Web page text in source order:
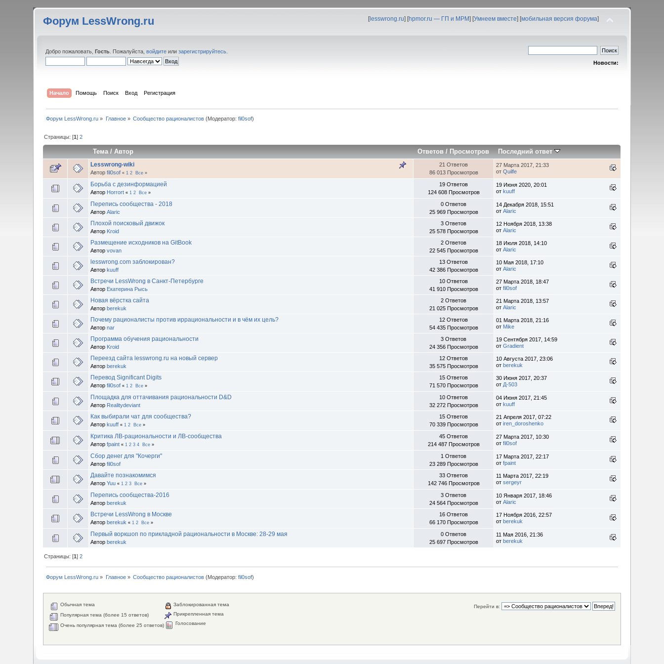
Форум LessWrong.ru [lesswrong.ru] [hpmor.ru — ГП и МРМ] [Умнеем вместе] [мобильная версия форума]
Добро пожаловать,Гость . Пожалуйста,войдите илизарегистрируйтесь
Новости:
Начало Помощь Поиск Вход Регистрация
Форум LessWrong.ru » Главное» Сообщество рационалистов (Модератор:fil0sof)
Страницы: [1]2
Тема /Автор Ответов /Просмотров Последний ответ
Lesswrong-wiki
Авторfil0sof « 1 2 Все »
21 Ответов
86 013 Просмотров
27 Марта 2017, 21:33
отQuilfe
Борьба с дезинформацией
Автор Horrort « 1 2 Все »
19 Ответов
124 608 Просмотров
19 Июня 2020, 20:01
отkuuff
Перепись сообщества - 2018
АвторAlaric
0 Ответов
25 969 Просмотров
14 Декабря 2018, 15:51
отAlaric
Плохой поисковый движок
Автор Kroid
3 Ответов
25 578 Просмотров
12 Ноября 2018, 13:38
отAlaric
Размещение исходников на GitBook
Авторvovan
2 Ответов
22 545 Просмотров
18 Июля 2018, 14:10
отAlaric
lesswrong.com заблокирован?
Авторkuuff
13 Ответов
42 386 Просмотров
10 Мая 2018, 17:10
отAlaric
Встречи LessWrong в Санкт-Петербурге
Автор Екатерина Рысь
10 Ответов
41 910 Просмотров
27 Марта 2018, 18:47
отfil0sof
Новая вёрстка сайта
Авторberekuk
2 Ответов
21 025 Просмотров
21 Марта 2018, 13:57
отAlaric
Почему рационалисты против иррациональности и в чём их цель?
Авторnar
12 Ответов
54 435 Просмотров
01 Марта 2018, 21:16
от Mike
Программа обучения рациональности
Автор Kroid
3 Ответов
24 356 Просмотров
19 Сентября 2017, 14:59
отGradient
Переезд сайта lesswrong.ru на новый сервер
Авторberekuk
12 Ответов
35 575 Просмотров
10 Августа 2017, 23:06
отberekuk
Перевод Significant Digits
Авторfil0sof « 1 2 Все »
15 Ответов
71 570 Просмотров
30 Июня 2017, 20:37
от Д-503
Площадка для оттачивания рациональности D&D
Автор Realitydeviant
10 Ответов
32 272 Просмотров
04 Июня 2017, 21:45
отkuuff
Как выбирали чат для сообщества?
Авторkuuff « 1 2 Все »
15 Ответов
70 339 Просмотров
21 Апреля 2017, 07:22
отiren_doroshenko
Критика ЛВ-рациональности и ЛВ-сообщества
Авторfpaint « 1 2 3 4 Все »
45 Ответов
214 487 Просмотров
27 Марта 2017, 10:30
отfil0sof
Сбор денег для "Кочерги"
Авторfil0sof
1 Ответов
23 289 Просмотров
17 Марта 2017, 22:17
отfpaint
Давайте познакомимся
АвторYuu « 1 2 3 Все »
33 Ответов
142 746 Просмотров
11 Марта 2017, 22:19
отsergeyr
Перепись сообщества-2016
Авторberekuk
3 Ответов
24 564 Просмотров
10 Января 2017, 18:46
отAlaric
Встречи LessWrong в Москве
Авторberekuk « 1 2 Все »
16 Ответов
66 170 Просмотров
17 Ноября 2016, 22:57
отberekuk
Первый воркшоп по прикладной рациональности в Москве: 28-29 мая
Авторberekuk
0 Ответов
25 697 Просмотров
11 Мая 2016, 21:36
отberekuk
Страницы: [1]2
Форум LessWrong.ru » Главное» Сообщество рационалистов (Модератор:fil0sof)
Перейти в:
Обычная тема
Популярная тема (более 15 ответов)
Очень популярная тема (более 25 ответов)
Заблокированная тема
Прикрепленная тема
Голосование